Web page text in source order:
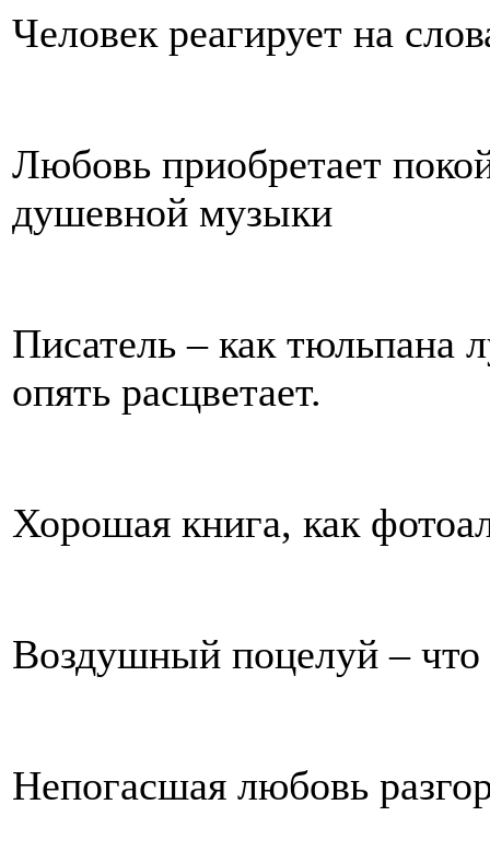
Человек реагирует на
Любовь приобретает
душевной музыки
Писатель – как тюльпана
опять расцветает.
Хорошая книга, как
Воздушный поцелуй –
Непогасшая любовь